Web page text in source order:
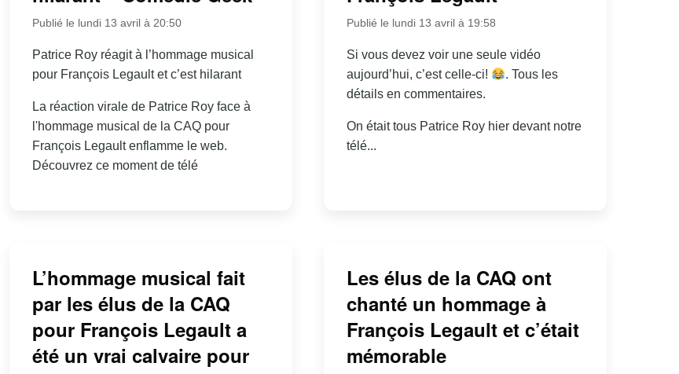
Publié le lundi 13 avril à 20:50
Patrice Roy réagit à l’hommage musical
pour François Legault et c’est hilarant
La réaction virale de Patrice Roy face à
l'hommage musical de la CAQ pour
François Legault enflamme le web.
Découvrez ce moment de télé
Publié le lundi 13 avril à 19:58
Si vous devez voir une seule vidéo
aujourd’hui, c’est celle-ci!
. Tous les
détails en commentaires.
On était tous Patrice Roy hier devant notre
télé...
L’hommage musical fait
par les élus de la CAQ
pour François Legault a
été un vrai calvaire pour
Les élus de la CAQ ont
chanté un hommage à
François Legault et c’était
mémorable